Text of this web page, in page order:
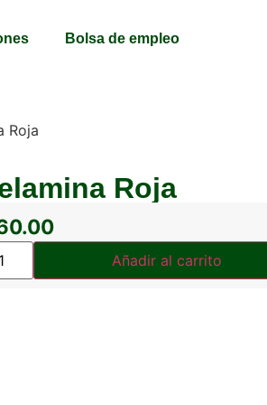
Bolsa de empleo
Roja
Roja
Añadir al carrito